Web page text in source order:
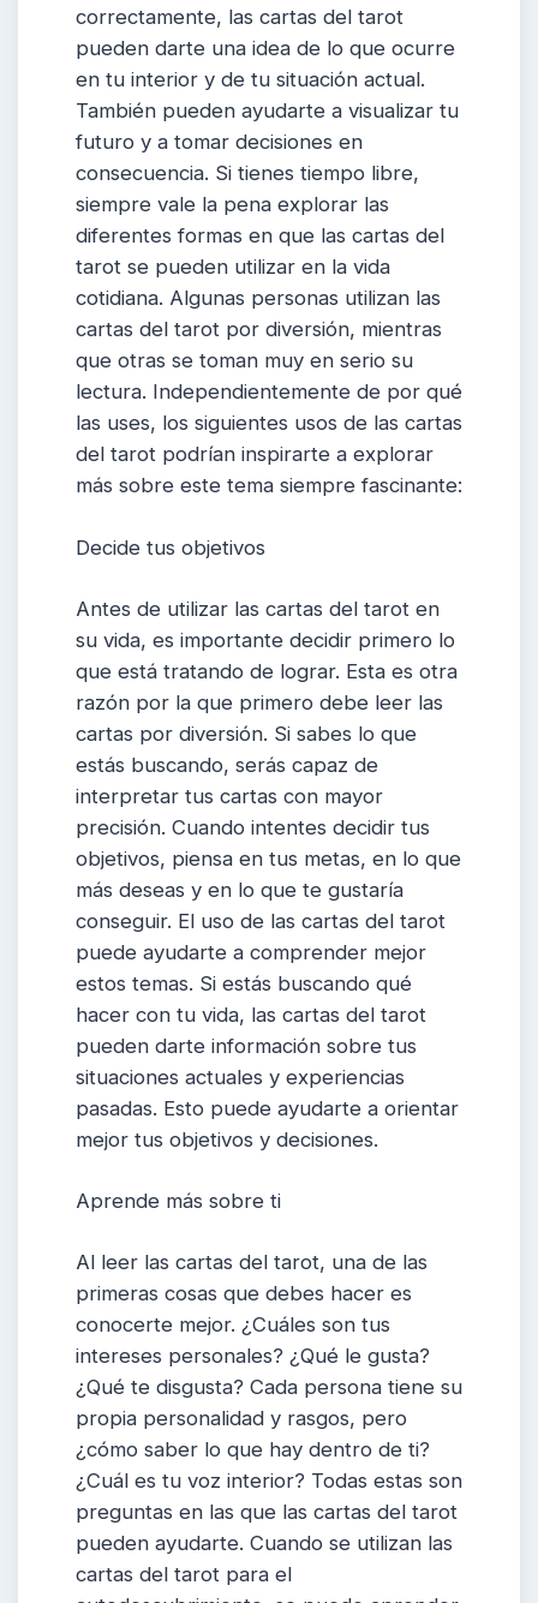
correctamente, las cartas del tarot
pueden darte una idea de lo que ocurre
en tu interior y de tu situación actual.
También pueden ayudarte a visualizar tu
futuro y a tomar decisiones en
consecuencia. Si tienes tiempo libre,
siempre vale la pena explorar las
diferentes formas en que las cartas del
tarot se pueden utilizar en la vida
cotidiana. Algunas personas utilizan las
cartas del tarot por diversión, mientras
que otras se toman muy en serio su
lectura. Independientemente de por qué
las uses, los siguientes usos de las cartas
del tarot podrían inspirarte a explorar
más sobre este tema siempre fascinante:
Decide tus objetivos
Antes de utilizar las cartas del tarot en
su vida, es importante decidir primero lo
que está tratando de lograr. Esta es otra
razón por la que primero debe leer las
cartas por diversión. Si sabes lo que
estás buscando, serás capaz de
interpretar tus cartas con mayor
precisión. Cuando intentes decidir tus
objetivos, piensa en tus metas, en lo que
más deseas y en lo que te gustaría
conseguir. El uso de las cartas del tarot
puede ayudarte a comprender mejor
estos temas. Si estás buscando qué
hacer con tu vida, las cartas del tarot
pueden darte información sobre tus
situaciones actuales y experiencias
pasadas. Esto puede ayudarte a orientar
mejor tus objetivos y decisiones.
Aprende más sobre ti
Al leer las cartas del tarot, una de las
primeras cosas que debes hacer es
conocerte mejor. ¿Cuáles son tus
intereses personales? ¿Qué le gusta?
¿Qué te disgusta? Cada persona tiene su
propia personalidad y rasgos, pero
¿cómo saber lo que hay dentro de ti?
¿Cuál es tu voz interior? Todas estas son
preguntas en las que las cartas del tarot
pueden ayudarte. Cuando se utilizan las
cartas del tarot para el